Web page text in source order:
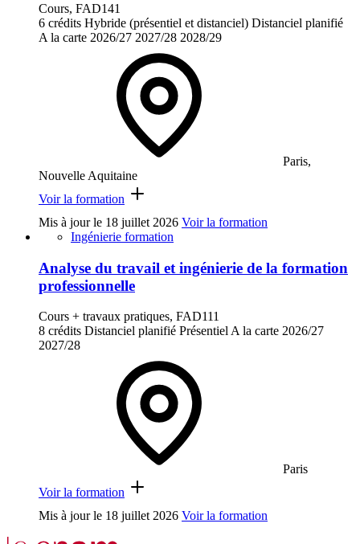
Cours, FAD141
6 crédits Hybride (présentiel et distanciel) Distanciel planifié
A la carte 2026/27 2027/28 2028/29
Paris,
Nouvelle Aquitaine
Voir la formation
Mis à jour le 18 juillet 2026 Voir la formation
Ingénierie formation
Analyse du travail et ingénierie de la formation
professionnelle
Cours + travaux pratiques, FAD111
8 crédits Distanciel planifié PrésentielA la carte 2026/27
2027/28
Paris
Voir la formation
Mis à jour le 18 juillet 2026 Voir la formation